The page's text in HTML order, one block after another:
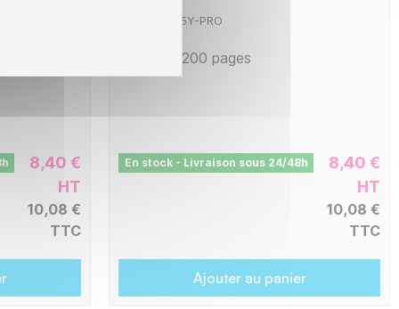
8,40 €
HT
10,08 €
TTC
L1-BTTN245Y-PRO
2200 pages
En stock - Livraison sous 24/48h
8,40 €
HT
10,08 €
TTC
Ajouter au panier